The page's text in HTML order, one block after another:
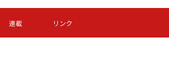
第16節 09/06 (日) 15:00
- -
連載 リンク